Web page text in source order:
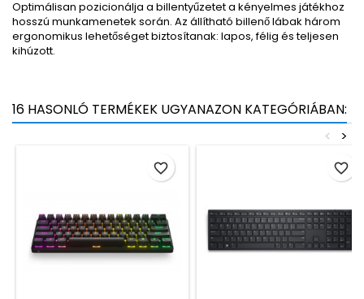
Optimálisan pozicionálja a billentyűzetet a kényelmes játékhoz
hosszú munkamenetek során. Az állítható billenő lábak három
ergonomikus lehetőséget biztosítanak: lapos, félig és teljesen
kihúzott.
16 HASONLÓ TERMÉKEK UGYANAZON KATEGÓRIÁBAN:
>
<
favorite_border favorite_border